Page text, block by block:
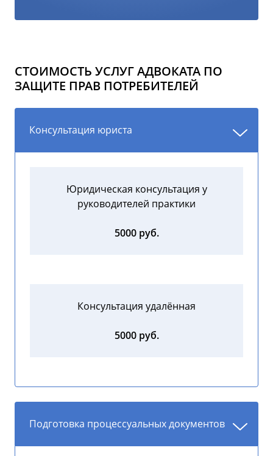
СТОИМОСТЬ УСЛУГ АДВОКАТА ПО
ЗАЩИТЕ ПРАВ ПОТРЕБИТЕЛЕЙ
Консультация юриста
Юридическая консультация у
руководителей практики
5000 руб.
Консультация удалённая
5000 руб.
Подготовка процессуальных документов